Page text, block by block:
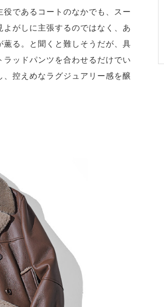
であるコートのなかでも、スー
がしに主張するのではなく、あ
薫る。と聞くと難しそうだが、具
ッドパンツを合わせるだけでい
控えめなラグジュアリー感を醸